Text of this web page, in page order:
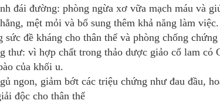
đái đường: phòng ngừa xơ vữa mạch máu và
mệt mỏi và bổ sung thêm khả năng làm việc.
sức đề kháng cho thân thể và phòng chống chứng
thư: vì hợp chất trong thảo dược giảo cổ lam có
của khối u.
ngon, giảm bớt các triệu chứng như đau đầu,
độc cho thân thể